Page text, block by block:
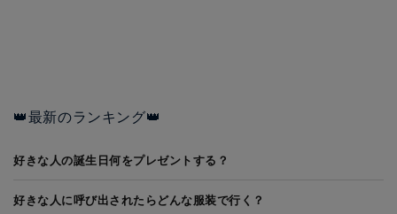
👑最新のランキング👑
好きな人の誕生日何をプレゼントする？
好きな人に呼び出されたらどんな服装で行く？